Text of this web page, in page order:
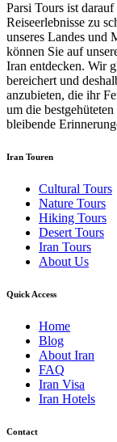
Parsi Tours ist
Reiseerlebnisse zu
unseres Landes und
können Sie auf
Iran entdecken. Wir
bereichert und
anzubieten, die ihr
um die
bleibende
Iran Touren
Cultural Tours
Nature Tours
Hiking Tours
Desert Tours
Iran Tours
About Us
Quick Access
Home
Blog
About Iran
FAQ
Iran Visa
Iran Hotels
Contact